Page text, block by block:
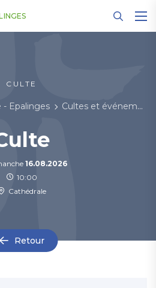
CULTE
- Epalinges Cultes et événements
16.08.2026
10:00
Cathédrale
Retour